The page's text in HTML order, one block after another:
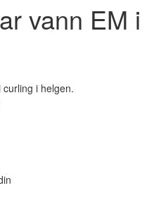
vann EM i
i helgen.